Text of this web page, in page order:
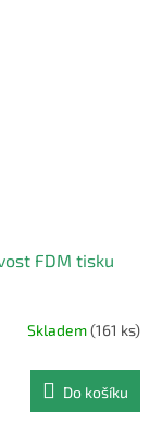
FDM tisku
Skladem(161 ks)
Do košíku